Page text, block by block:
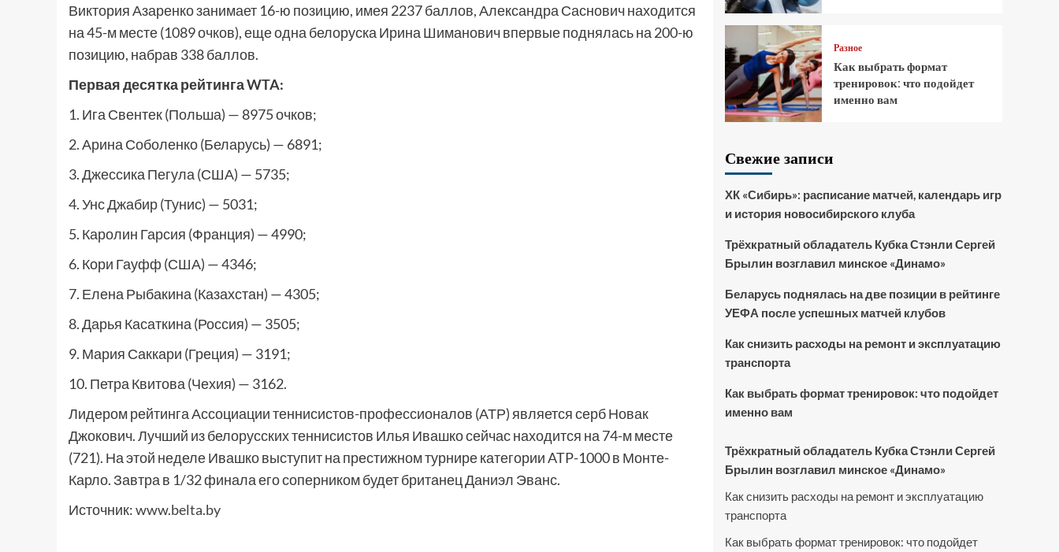
Виктория Азаренко занимает 16-ю позицию, имея 2237 баллов, Александра Саснович находится
на 45-м месте (1089 очков), еще одна белоруска Ирина Шиманович впервые поднялась на 200-ю
позицию, набрав 338 баллов.
Первая десятка рейтинга WTA:
1. Ига Свентек (Польша) — 8975 очков;
2. Арина Соболенко (Беларусь) — 6891;
3. Джессика Пегула (США) — 5735;
4. Унс Джабир (Тунис) — 5031;
5. Каролин Гарсия (Франция) — 4990;
6. Кори Гауфф (США) — 4346;
7. Елена Рыбакина (Казахстан) — 4305;
8. Дарья Касаткина (Россия) — 3505;
9. Мария Саккари (Греция) — 3191;
10. Петра Квитова (Чехия) — 3162.
Лидером рейтинга Ассоциации теннисистов-профессионалов (АТР) является серб Новак
Джокович. Лучший из белорусских теннисистов Илья Ивашко сейчас находится на 74-м месте
(721). На этой неделе Ивашко выступит на престижном турнире категории ATP-1000 в Монте-
Карло. Завтра в 1/32 финала его соперником будет британец Даниэл Эванс.
Источник:www.belta.by
Разное
Как выбрать формат
тренировок: что подойдет
именно вам
Свежие записи
ХК «Сибирь»: расписание матчей, календарь игр
и история новосибирского клуба
Трёхкратный обладатель Кубка Стэнли Сергей
Брылин возглавил минское «Динамо»
Беларусь поднялась на две позиции в рейтинге
УЕФА после успешных матчей клубов
Как снизить расходы на ремонт и эксплуатацию
транспорта
Как выбрать формат тренировок: что подойдет
именно вам
Трёхкратный обладатель Кубка Стэнли Сергей
Брылин возглавил минское «Динамо»
Как снизить расходы на ремонт и эксплуатацию
транспорта
Как выбрать формат тренировок: что подойдет